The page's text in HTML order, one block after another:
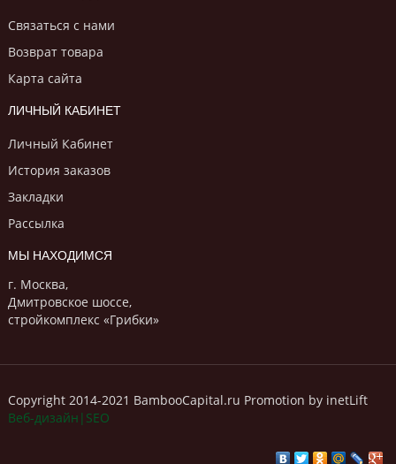
Связаться с нами
Возврат товара
Карта сайта
ЛИЧНЫЙ КАБИНЕТ
Личный Кабинет
История заказов
Закладки
Рассылка
МЫ НАХОДИМСЯ
г. Москва,
Дмитровское шоссе,
стройкомплекс «Грибки»
Copyright 2014-2021 BambooCapital.ru Promotion by inetLift
Веб-дизайн|SEO